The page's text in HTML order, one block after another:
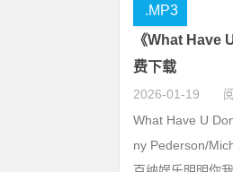
《What Have
费下载
2026-01-19
.MP3
What Have U
ny Pederson/